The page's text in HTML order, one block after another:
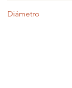
Diámetro